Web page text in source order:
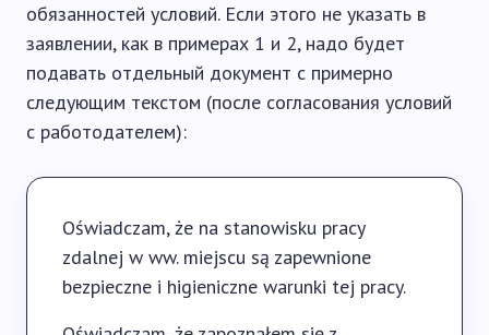
обязанностей условий. Если этого не указать в
заявлении, как в примерах 1 и 2, надо будет
подавать отдельный документ с примерно
следующим текстом (после согласования условий
с работодателем):
Oświadczam, że na stanowisku pracy
zdalnej w ww. miejscu są zapewnione
bezpieczne i higieniczne warunki tej pracy.